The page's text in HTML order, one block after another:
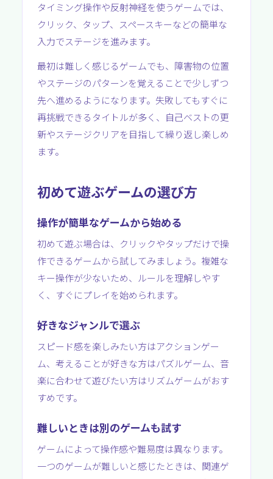
タイミング操作や反射神経を使うゲームでは、
クリック、タップ、スペースキーなどの簡単な
入力でステージを進みます。
最初は難しく感じるゲームでも、障害物の位置
やステージのパターンを覚えることで少しずつ
先へ進めるようになります。失敗してもすぐに
再挑戦できるタイトルが多く、自己ベストの更
新やステージクリアを目指して繰り返し楽しめ
ます。
初めて遊ぶゲームの選び方
操作が簡単なゲームから始める
初めて遊ぶ場合は、クリックやタップだけで操
作できるゲームから試してみましょう。複雑な
キー操作が少ないため、ルールを理解しやす
く、すぐにプレイを始められます。
好きなジャンルで選ぶ
スピード感を楽しみたい方はアクションゲー
ム、考えることが好きな方はパズルゲーム、音
楽に合わせて遊びたい方はリズムゲームがおす
すめです。
難しいときは別のゲームも試す
ゲームによって操作感や難易度は異なります。
一つのゲームが難しいと感じたときは、関連ゲ